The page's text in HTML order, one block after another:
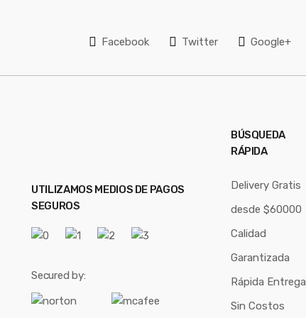
*
Facebook Twitter Google+
UTILIZAMOS MEDIOS DE PAGOS
SEGUROS
Secured by:
BÚSQUEDA
RÁPIDA
Delivery Gratis
desde $60000
Calidad
Garantizada
Rápida Entrega
Sin Costos